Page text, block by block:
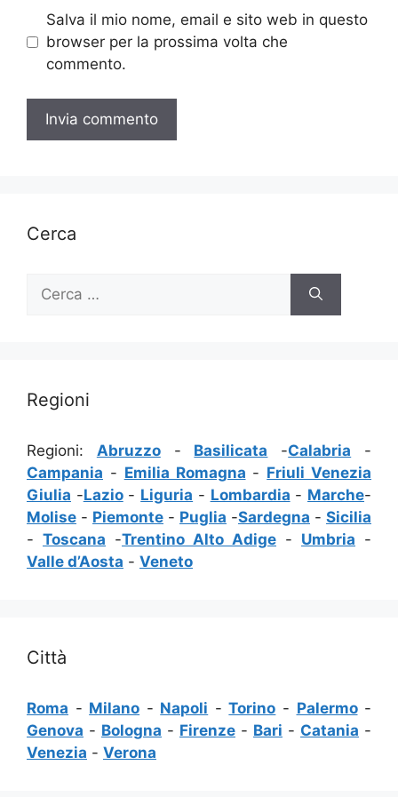
Salva il mio nome, email e sito web in questo
browser per la prossima volta che
commento.
Cerca
per:
Regioni
Regioni: Abruzzo- Basilicata -Calabria -
Campania - Emilia Romagna - Friuli Venezia
Giulia -Lazio- Liguria - Lombardia - Marche-
Molise - Piemonte - Puglia -Sardegna - Sicilia
- Toscana -Trentino Alto Adige - Umbria -
Valle d’Aosta - Veneto
Città
Roma - Milano - Napoli -Torino - Palermo-
Genova - Bologna - Firenze - Bari - Catania -
Venezia - Verona